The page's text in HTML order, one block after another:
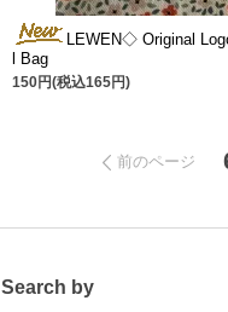
LEWEN◇ Original
l Bag
150円(税込165円)
前のページ
Search by